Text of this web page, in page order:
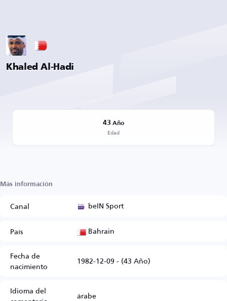
Khaled Al-Hadi
43 Año
Edad
Más información
Canal
beIN Sport
País
Bahrain
Fecha de
nacimiento 1982-12-09 - (43 Año)
Idioma del árabe